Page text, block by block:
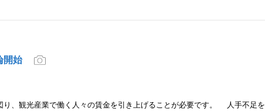
開始
、観光産業で働く人々の賃金を引き上げることが必要です。 人手不足を